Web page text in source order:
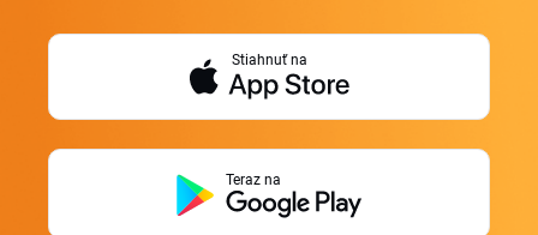
Stiahnuť na
Teraz na